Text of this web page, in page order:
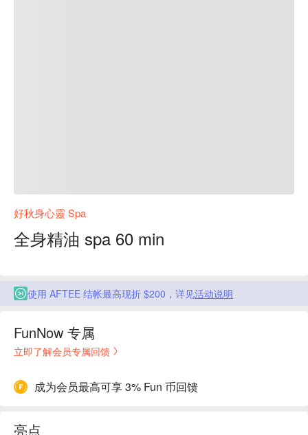
好秋身心靈 Spa
全身精油 spa 60 min
使用 AFTEE 结帐最高现折 $200，详见活动说明
FunNow 专属
立即了解会员专属回馈
成为会员最高可享 3% Fun 币回馈
亮点